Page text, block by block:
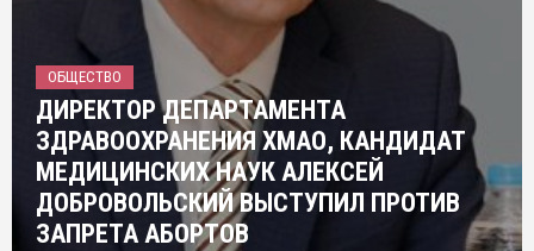
ОБЩЕСТВО
ДИРЕКТОР ДЕПАРТАМЕНТА
ЗДРАВООХРАНЕНИЯ ХМАО, КАНДИДАТ
МЕДИЦИНСКИХ НАУК АЛЕКСЕЙ
ДОБРОВОЛЬСКИЙ ВЫСТУПИЛ ПРОТИВ
ЗАПРЕТА АБОРТОВ